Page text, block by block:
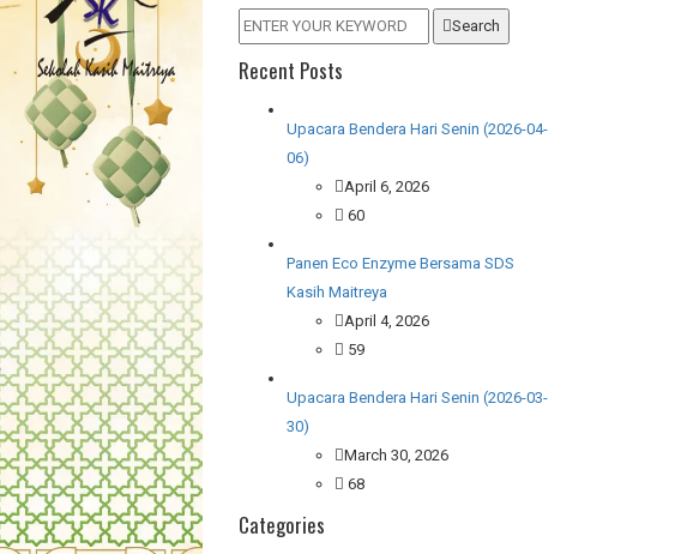
Search
Recent Posts
Upacara Bendera Hari Senin (2026-04-
06)
April 6, 2026
60
Panen Eco Enzyme Bersama SDS
Kasih Maitreya
April 4, 2026
59
Upacara Bendera Hari Senin (2026-03-
30)
March 30, 2026
68
Categories